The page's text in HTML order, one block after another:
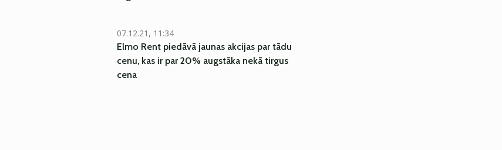
07.12.21, 11:34
Elmo Rent piedāvā jaunas akcijas par tādu
cenu, kas ir par 20% augstāka nekā tirgus
cena